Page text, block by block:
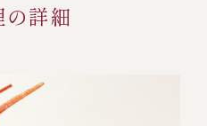
の詳細